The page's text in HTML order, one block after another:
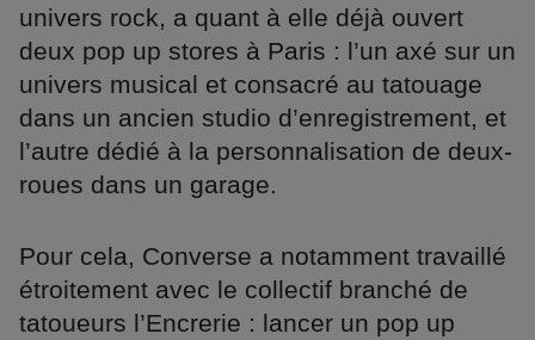
univers rock, a quant à elle déjà ouvert
deux pop up stores à Paris : l’un axé sur un
univers musical et consacré au tatouage
dans un ancien studio d’enregistrement, et
l’autre dédié à la personnalisation de deux-
roues dans un garage.
Pour cela, Converse a notamment travaillé
étroitement avec le collectif branché de
tatoueurs l’Encrerie : lancer un pop up